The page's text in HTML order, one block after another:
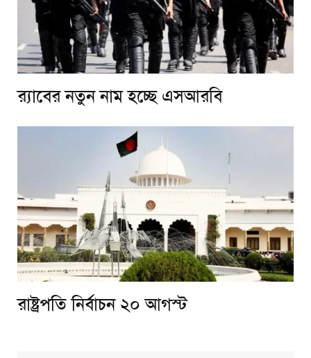
র‌্যাবের নতুন নাম হচ্ছে এসআরবি
রাষ্ট্রপতি নির্বাচন ২০ আগস্ট